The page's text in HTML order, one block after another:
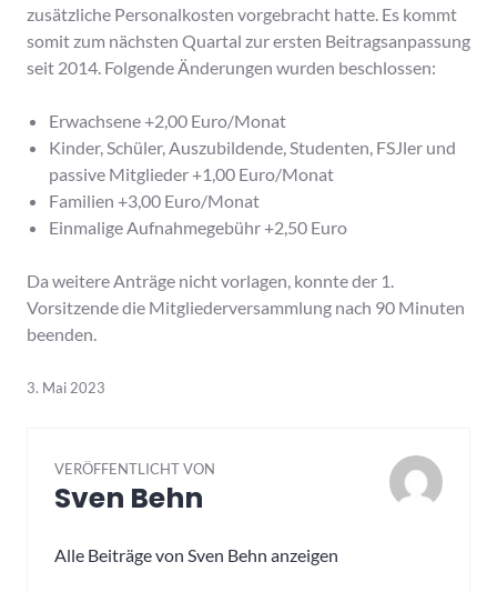
zusätzliche Personalkosten vorgebracht hatte. Es kommt
somit zum nächsten Quartal zur ersten Beitragsanpassung
seit 2014. Folgende Änderungen wurden beschlossen:
Erwachsene +2,00 Euro/Monat
Kinder, Schüler, Auszubildende, Studenten, FSJler und
passive Mitglieder +1,00 Euro/Monat
Familien +3,00 Euro/Monat
Einmalige Aufnahmegebühr +2,50 Euro
Da weitere Anträge nicht vorlagen, konnte der 1.
Vorsitzende die Mitgliederversammlung nach 90 Minuten
beenden.
3. Mai 2023
VERÖFFENTLICHT VON
Sven Behn
Alle Beiträge von Sven Behn anzeigen